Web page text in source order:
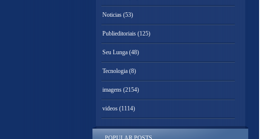
Noticias (53)
Publieditoriais (125)
Seu Lunga (48)
Tecnologia (8)
imagens (2154)
videos (1114)